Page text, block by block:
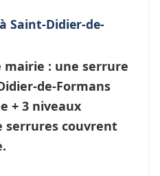
Saint-Didier-de-
: une serrure
de-Formans
+ 3 niveaux
serrures couvrent